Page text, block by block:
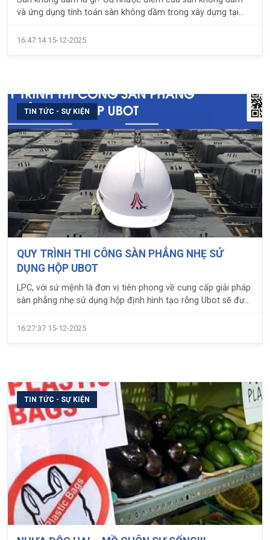
và ứng dụng tính toán sàn không dầm trong xây dựng tại
16:47:14 15-12-2025
TIN TỨC - SỰ KIỆN
QUY TRÌNH THI CÔNG SÀN PHẲNG NHẸ SỬ
DỤNG HỘP UBOT
LPC, với sứ mệnh là đơn vị tiên phong về cung cấp giải pháp
sàn phẳng nhẹ sử dụng hộp định hình tạo rỗng Ubot sẽ đưa
về quy trình sản xuất hộp Ubot cũng như nguyên lý làm việc
16:27:37 15-12-2025
TIN TỨC - SỰ KIỆN